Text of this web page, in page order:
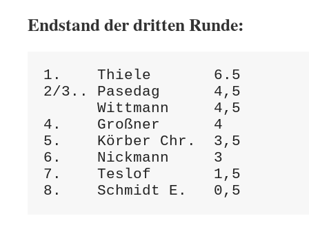
Endstand der dritten Runde:
1.    Thiele       6.5
2/3.. Pasedag      4,5
      Wittmann     4,5
4.    Großner      4
5.    Körber Chr.  3,5
6.    Nickmann     3
7.    Teslof       1,5